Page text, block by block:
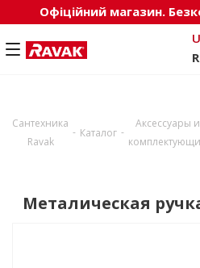
Офіційний магазин.
Сантехника
Ravak
- Каталог -
Аксессуары и
Металическая